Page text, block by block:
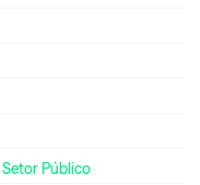
Público